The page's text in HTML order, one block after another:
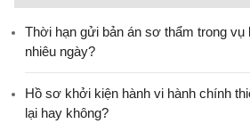
Thời hạn gửi bản án sơ thẩm trong vụ
nhiêu ngày?
Hồ sơ khởi kiện hành vi hành chính
lại hay không?